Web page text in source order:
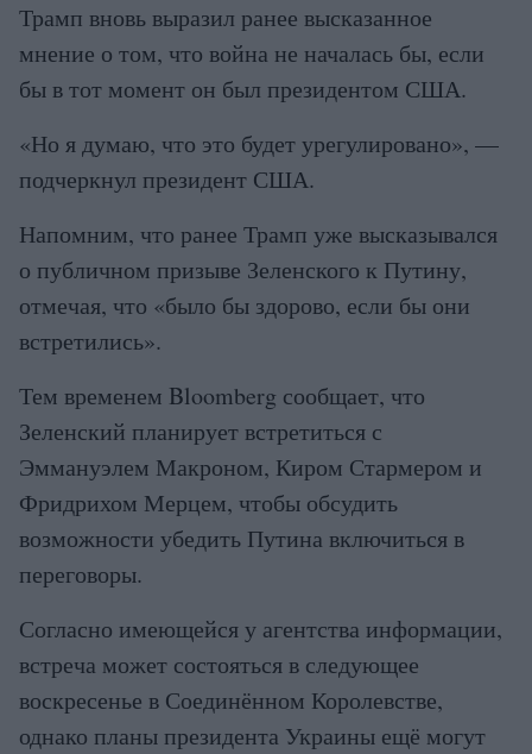
Трамп вновь выразил ранее высказанное
мнение о том, что война не началась бы, если
бы в тот момент он был президентом США.
«Но я думаю, что это будет урегулировано», —
подчеркнул президент США.
Напомним, что ранее Трамп уже высказывался
о публичном призыве Зеленского к Путину,
отмечая, что «было бы здорово, если бы они
встретились».
Тем временем Bloomberg сообщает, что
Зеленский планирует встретиться с
Эммануэлем Макроном, Киром Стармером и
Фридрихом Мерцем, чтобы обсудить
возможности убедить Путина включиться в
переговоры.
Согласно имеющейся у агентства информации,
встреча может состояться в следующее
воскресенье в Соединённом Королевстве,
однако планы президента Украины ещё могут